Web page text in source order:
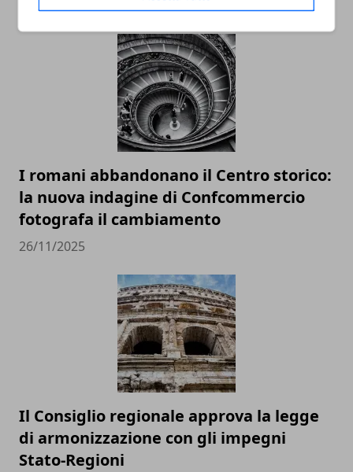
I romani abbandonano il Centro storico:
la nuova indagine di Confcommercio
fotografa il cambiamento
26/11/2025
Il Consiglio regionale approva la legge
di armonizzazione con gli impegni
Stato-Regioni